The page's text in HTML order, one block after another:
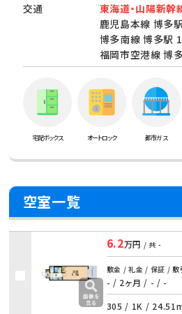
交通
東海道・山陽新
鹿児島本線 博多
博多南線 博多駅
福岡市空港線 博
宅配ボックス オートロック 都市ガス
空室一覧
6.2万円 / 共 -
敷金 / 礼金 / 保証 / 敷
- / 2ヶ月 / - / -
305 / 1K /